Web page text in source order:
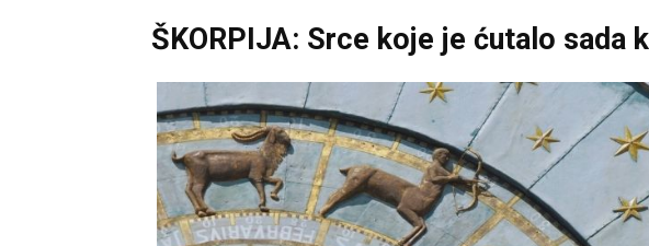
ŠKORPIJA: Srce koje je ćutalo sada